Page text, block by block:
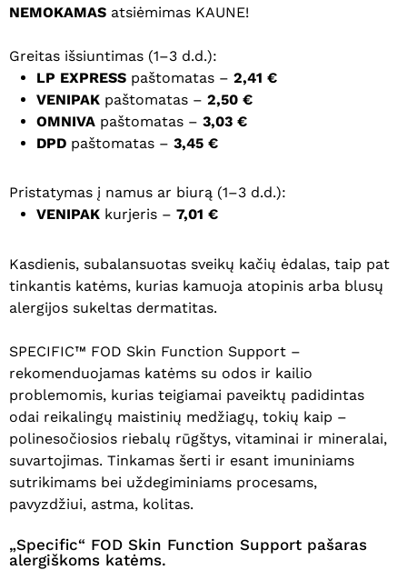
NEMOKAMAS atsiėmimas KAUNE!
Greitas išsiuntimas (1–3 d.d.):
LP EXPRESS paštomatas – 2,41 €
VENIPAK paštomatas – 2,50 €
OMNIVA paštomatas – 3,03 €
DPD paštomatas – 3,45 €
Pristatymas į namus ar biurą (1–3 d.d.):
VENIPAK kurjeris – 7,01 €
Kasdienis, subalansuotas sveikų kačių ėdalas, taip pat
tinkantis katėms, kurias kamuoja atopinis arba blusų
alergijos sukeltas dermatitas.
SPECIFIC™ FOD Skin Function Support –
rekomenduojamas katėms su odos ir kailio
problemomis, kurias teigiamai paveiktų padidintas
odai reikalingų maistinių medžiagų, tokių kaip –
polinesočiosios riebalų rūgštys, vitaminai ir mineralai,
suvartojimas. Tinkamas šerti ir esant imuniniams
sutrikimams bei uždegiminiams procesams,
pavyzdžiui, astma, kolitas.
„Specific“ FOD Skin Function Support pašaras
alergiškoms katėms.